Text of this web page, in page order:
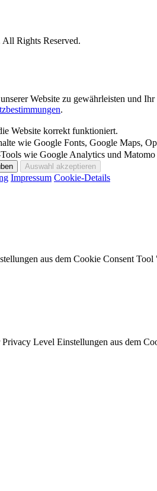
Rights Reserved.
Website zu gewährleisten und
.
Website korrekt funktioniert.
wie Google Fonts, Google Maps,
wie Google Analytics und Matomo
Impressum Cookie-Details
aus dem Cookie Consent
Privacy Level Einstellungen aus dem